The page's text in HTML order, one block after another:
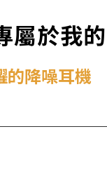
於我
的降噪耳機